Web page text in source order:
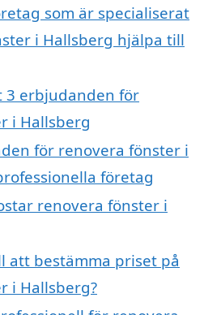
som är specialiserat
i Hallsberg hjälpa till
3 erbjudanden för
i Hallsberg
för renovera fönster i
företag
renovera fönster i
att bestämma priset på
i Hallsberg?